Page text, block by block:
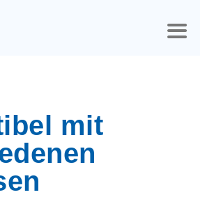
mit